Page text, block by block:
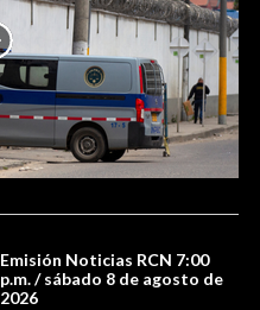
Emisión Noticias RCN 7:00
p.m. / sábado 8 de agosto de
2026